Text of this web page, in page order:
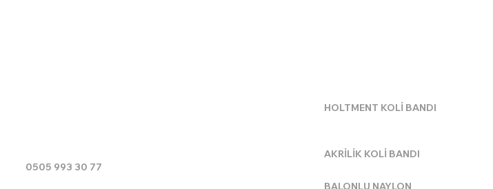
0505 993 30 77
HOLTMENT KOLİ BANDI
AKRİLİK KOLİ BANDI
BALONLU NAYLON